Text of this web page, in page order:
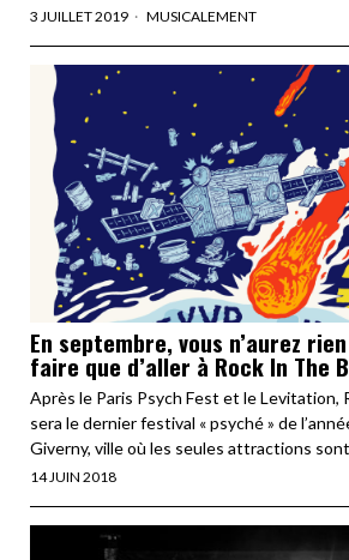
3 JUILLET 2019 MUSICALEMENT
En septembre, vous n’aurez
faire que d’aller à Rock In The
Après le Paris Psych Fest et le Levitation,
sera le dernier festival « psyché » de
Giverny, ville où les seules attractions sont
14 JUIN 2018